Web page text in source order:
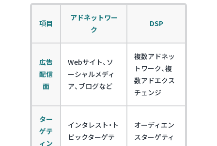
項目
アドネットワー
ク
DSP
広告
配信
面
Webサイト、ソ
ーシャルメディ
ア、ブログなど
複数アドネッ
トワーク、複
数アドエクス
チェンジ
ター
ゲテ
ィン
インタレスト・ト
ピックターゲテ
オーディエン
スターゲティ